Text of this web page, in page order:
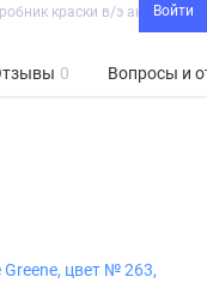
Войти
краски в/э акриловой
0 Вопросы и